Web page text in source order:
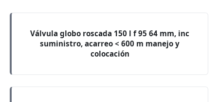
Válvula globo roscada 150 l f 95 64 mm, inc
suministro, acarreo < 600 m manejo y
colocación